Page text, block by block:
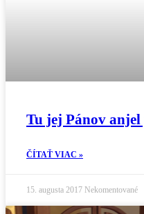
Tu jej Pánov
ČÍTAŤ VIAC »
15. augusta 2017 Nekomentované